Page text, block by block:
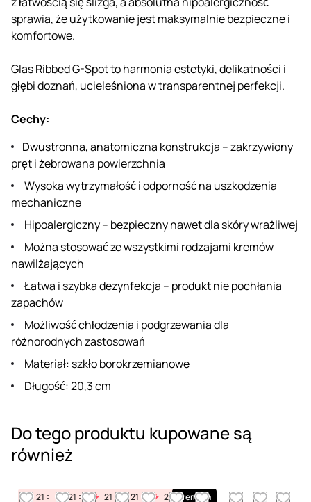
sprawia, że ​​użytkowanie jest maksymalnie bezpieczne i
komfortowe.
Glas Ribbed G-Spot to harmonia estetyki, delikatności i
głębi doznań, ucieleśniona w transparentnej perfekcji.
Cechy:
Dwustronna, anatomiczna konstrukcja – zakrzywiony
pręt i żebrowana powierzchnia
Wysoka wytrzymałość i odporność na uszkodzenia
mechaniczne
Hipoalergiczny – bezpieczny nawet dla skóry wrażliwej
Można stosować ze wszystkimi rodzajami kremów
nawilżających
Łatwa i szybka dezynfekcja – produkt nie pochłania
zapachów
Możliwość chłodzenia i podgrzewania dla
różnorodnych zastosowań
Materiał: szkło borokrzemianowe
Długość: 20,3 cm
Do tego produktu kupowane są
również
21 14 50
21 14 5021 14 50
21 14 50
21 14 50
Premium